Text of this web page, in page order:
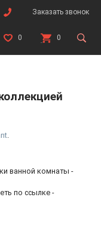
Заказать звонок
0 0
.
ванной комнаты -
по ссылке -